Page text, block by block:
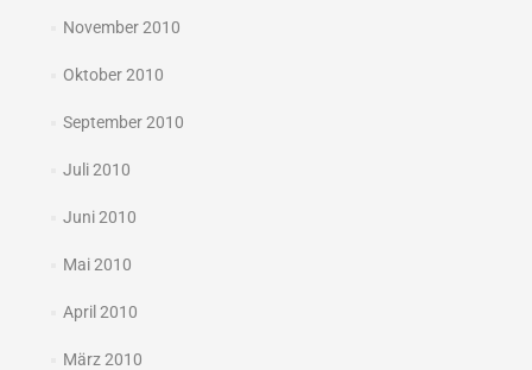
November 2010
Oktober 2010
September 2010
Juli 2010
Juni 2010
Mai 2010
April 2010
März 2010